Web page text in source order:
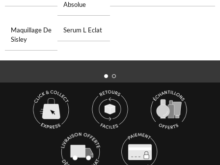
Absolue
Maquillage De
Sisley
Serum L Eclat